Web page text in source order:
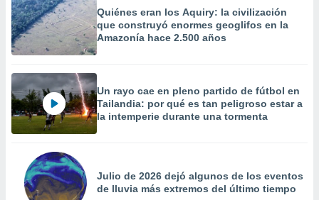
Quiénes eran los Aquiry: la civilización
que construyó enormes geoglifos en la
Amazonía hace 2.500 años
Un rayo cae en pleno partido de fútbol en
Tailandia: por qué es tan peligroso estar a
la intemperie durante una tormenta
Julio de 2026 dejó algunos de los eventos
de lluvia más extremos del último tiempo